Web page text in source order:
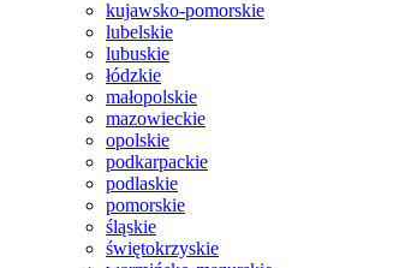
kujawsko-pomorskie
lubelskie
lubuskie
łódzkie
małopolskie
mazowieckie
opolskie
podkarpackie
podlaskie
pomorskie
śląskie
świętokrzyskie